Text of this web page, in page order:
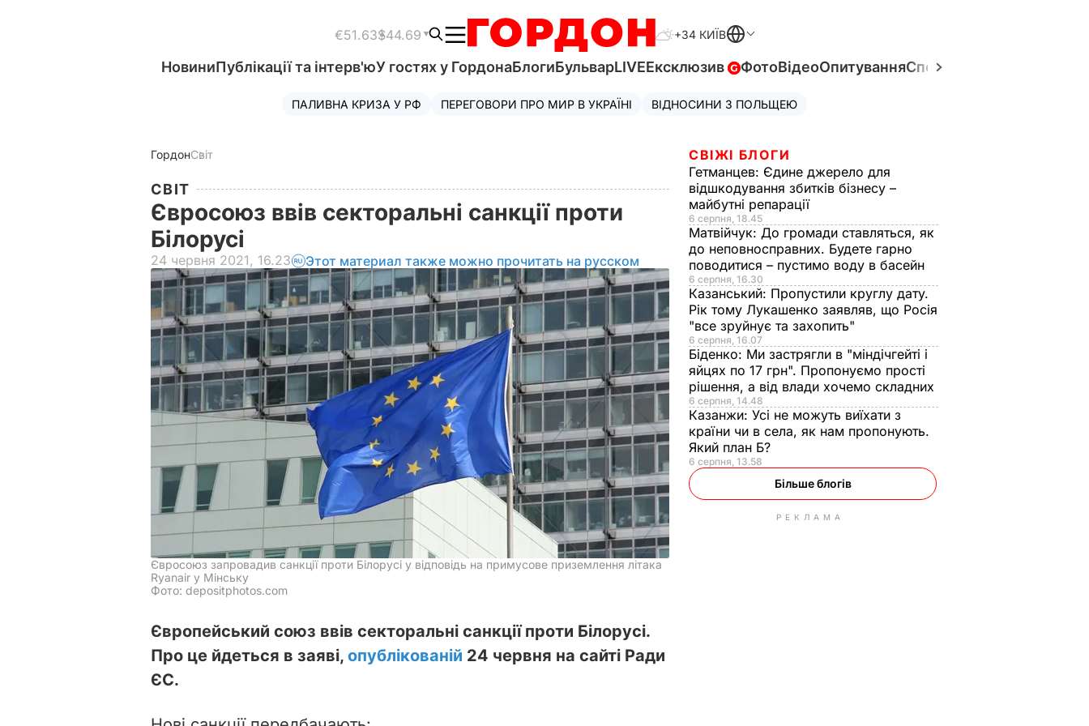
€51.63$44.69 +34 КИЇВ
НовиниПублікації та інтерв'юУ гостях у ГордонаБлогиБульварLIVEЕксклюзив ФотоВідеоОпитуванняСпецпроєкти
ПАЛИВНА КРИЗА У РФ ПЕРЕГОВОРИ ПРО МИР В УКРАЇНІ ВІДНОСИНИ З ПОЛЬЩЕЮ
ГордонСвіт
СВІТ
Євросоюз ввів секторальні санкції проти
Білорусі
24 червня 2021, 16.23 Этот материал также можно прочитать на русском
Євросоюз запровадив санкції проти Білорусі у відповідь на примусове приземлення літака
Ryanair у Мінську
Фото: depositphotos.com
Європейський союз ввів секторальні санкції проти Білорусі.
Про це йдеться в заяві, опублікованій 24 червня на сайті Ради
ЄС.
СВІЖІ БЛОГИ
Гетманцев: Єдине джерело для
відшкодування збитків бізнесу –
майбутні репарації
6 серпня, 18.45
Матвійчук: До громади ставляться, як
до неповносправних. Будете гарно
поводитися – пустимо воду в басейн
6 серпня, 16.30
Казанський: Пропустили круглу дату.
Рік тому Лукашенко заявляв, що Росія
"все зруйнує та захопить"
6 серпня, 16.07
Біденко: Ми застрягли в "міндічгейті і
яйцях по 17 грн". Пропонуємо прості
рішення, а від влади хочемо складних
6 серпня, 14.48
Казанжи: Усі не можуть виїхати з
країни чи в села, як нам пропонують.
Який план Б?
6 серпня, 13.58
Більше блогів
РЕКЛАМА